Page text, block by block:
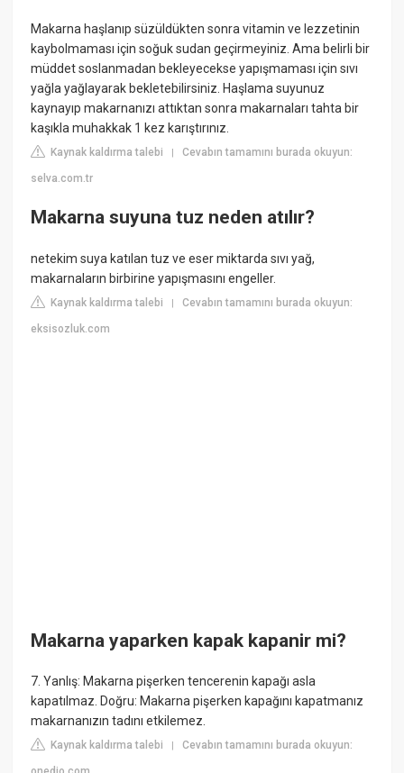
Makarna haşlanıp süzüldükten sonra vitamin ve lezzetinin
kaybolmaması için soğuk sudan geçirmeyiniz. Ama belirli bir
müddet soslanmadan bekleyecekse yapışmaması için sıvı
yağla yağlayarak bekletebilirsiniz. Haşlama suyunuz
kaynayıp makarnanızı attıktan sonra makarnaları tahta bir
kaşıkla muhakkak 1 kez karıştırınız.
Kaynak kaldırma talebi |Cevabın tamamını burada okuyun:
selva.com.tr
Makarna suyuna tuz neden atılır?
netekim suya katılan tuz ve eser miktarda sıvı yağ,
makarnaların birbirine yapışmasını engeller.
Kaynak kaldırma talebi |Cevabın tamamını burada okuyun:
eksisozluk.com
Makarna yaparken kapak kapanir mi?
7. Yanlış: Makarna pişerken tencerenin kapağı asla
kapatılmaz. Doğru: Makarna pişerken kapağını kapatmanız
makarnanızın tadını etkilemez.
Kaynak kaldırma talebi |Cevabın tamamını burada okuyun: